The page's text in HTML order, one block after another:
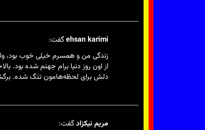
ehsan karimiگفت:
زندگی من و همسرم خیلی خوب بود،
از اون روز دنیا برام جهنم شده
دلش برای لحظه‌هامون تنگ شده.
مریم نیکزادگفت: